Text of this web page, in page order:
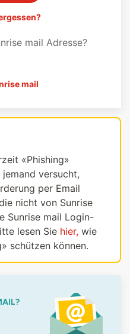
mail Adresse?
mail
«Phishing»
versucht,
per Email
nicht von Sunrise
Sunrise mail Login-
lesen Sie hier, wie
schützen können.